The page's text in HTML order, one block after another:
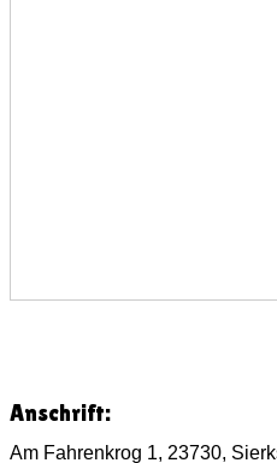
Anschrift:
Am Fahrenkrog 1, 23730,